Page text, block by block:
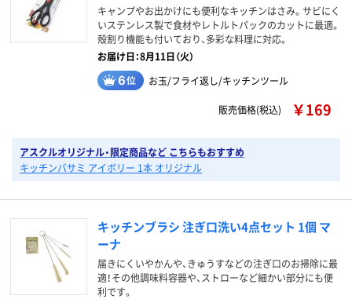
キャンプやお出かけにも便利なキッチンはさみ。サビにく
いステンレス製で食材やレトルトパックのカットに最適。
殻割り機能も付いており、多彩な料理に対応。
お届け日：8月11日（火）
お玉/フライ返し/キッチンツール
販売価格(税込) ￥169
アスクルオリジナル・限定商品など こちらもおすすめ
キッチンバサミ アイボリー 1本 オリジナル
キッチンブラシ 注ぎ口洗い4点セット 1個 マ
ーナ
届きにくいやかんや、きゅうすなどの注ぎ口のお掃除に最
適！その他調味料容器や、ストローなど細かい部分にも便
利です。